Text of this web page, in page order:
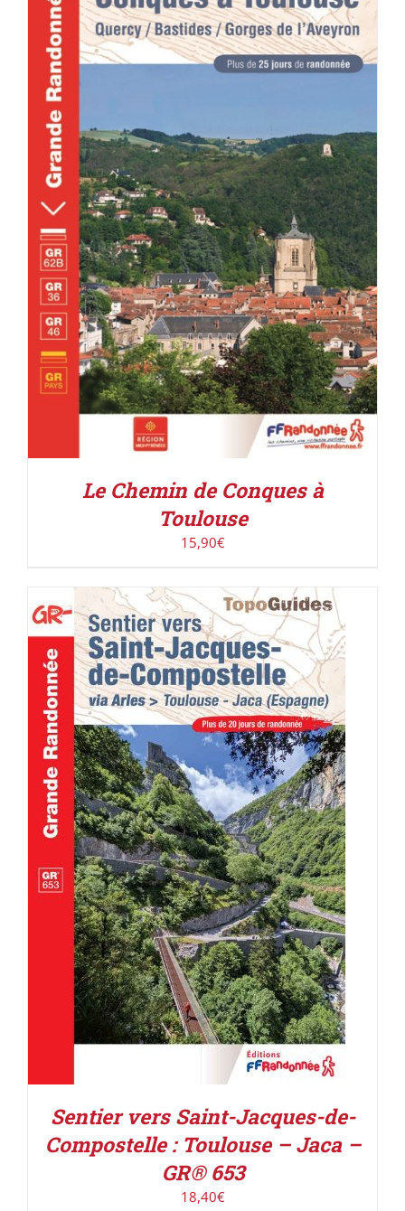
DÉTAILS
Le Chemin de Conques à
Toulouse
15,90€
AJOUTER AU PANIER / DÉTAILS
Sentier vers Saint-Jacques-de-
Compostelle : Toulouse – Jaca –
GR® 653
18,40€